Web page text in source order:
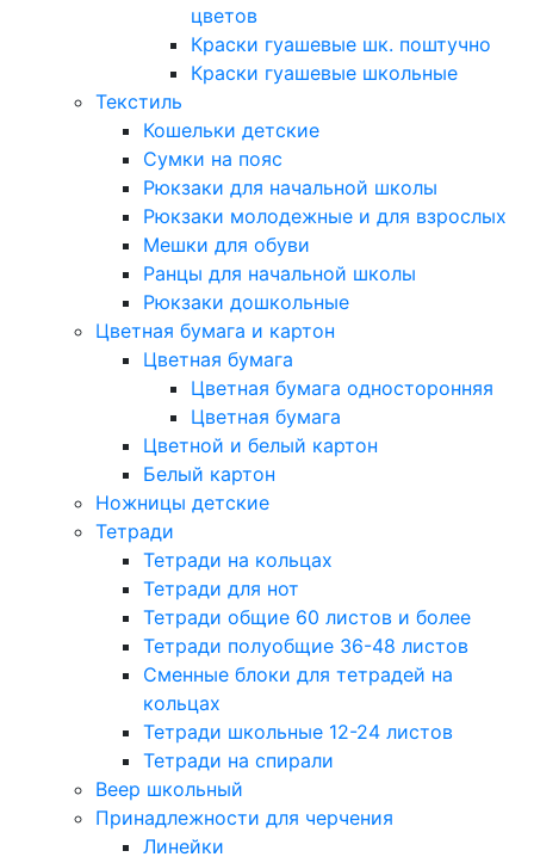
цветов
Краски гуашевые шк. поштучно
Краски гуашевые школьные
Текстиль
Кошельки детские
Сумки на пояс
Рюкзаки для начальной школы
Рюкзаки молодежные и для взрослых
Мешки для обуви
Ранцы для начальной школы
Рюкзаки дошкольные
Цветная бумага и картон
Цветная бумага
Цветная бумага односторонняя
Цветная бумага
Цветной и белый картон
Белый картон
Ножницы детские
Тетради
Тетради на кольцах
Тетради для нот
Тетради общие 60 листов и более
Тетради полуобщие 36-48 листов
Сменные блоки для тетрадей на
кольцах
Тетради школьные 12-24 листов
Тетради на спирали
Веер школьный
Принадлежности для черчения
Линейки